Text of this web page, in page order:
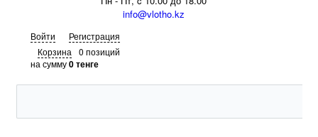
info@vlotho.kz
Войти
Регистрация
Корзина
0 позиций
на сумму0 тенге